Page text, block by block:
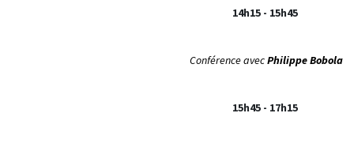
14h15 - 15h45
Conférence avecPhilippe Bobola
15h45 - 17h15